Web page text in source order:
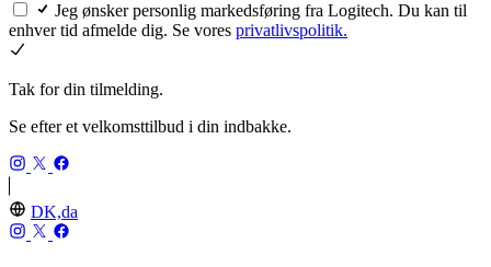
Jeg ønsker personlig markedsføring fra Logitech. Du kan til
enhver tid afmelde dig. Se vores privatlivspolitik.
Tak for din tilmelding.
Se efter et velkomsttilbud i din indbakke.
DK,da